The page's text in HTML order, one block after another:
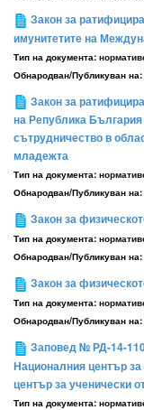
Закон за
имунитетите на
Тип на документа:
Обнародван/Публикуван на:
Закон за
на Република
сътрудничество в
младежта
Тип на документа:
Обнародван/Публикуван на:
Закон за
Тип на документа:
Обнародван/Публикуван на:
Закон за
Тип на документа:
Обнародван/Публикуван на:
Заповед № РД-14-110
Националния център
център за ученически
Тип на документа: